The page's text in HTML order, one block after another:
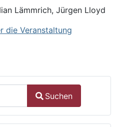
Lämmrich, Jürgen Lloyd
die Veranstaltung
for results.
Suchen